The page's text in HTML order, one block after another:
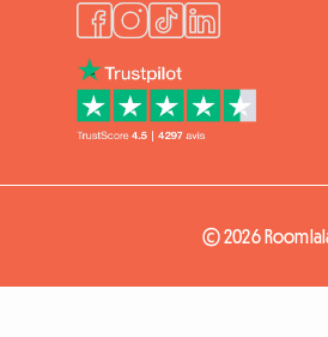
© 2026